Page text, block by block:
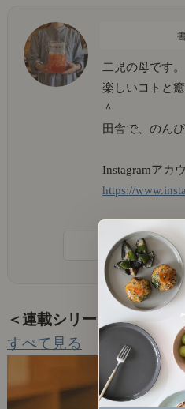
二児の母です。
楽しいコトと
＾
田舎で、のん
Instagramアカ
https://
記事一
＜連載シリーズ＞
すべて見る